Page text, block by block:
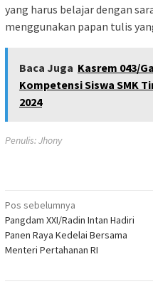
yang harus belajar dengan
menggunakan papan tulis
Baca Juga Kasrem 043/
Kompetensi Siswa SMK
2024
Penulis: Jhony
Navigasi
pos
Pos sebelumnya
Pangdam XXI/Radin Intan Hadiri
Panen Raya Kedelai Bersama
Menteri Pertahanan RI